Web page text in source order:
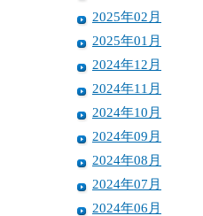
2025年02月
2025年01月
2024年12月
2024年11月
2024年10月
2024年09月
2024年08月
2024年07月
2024年06月